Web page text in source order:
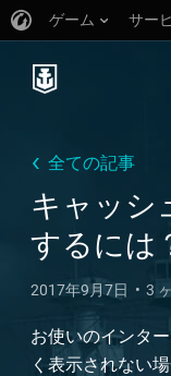
ゲーム サー
全ての記事
キャッシ
するには
2017年9月7日 3
お使いのインタ
く表示されない